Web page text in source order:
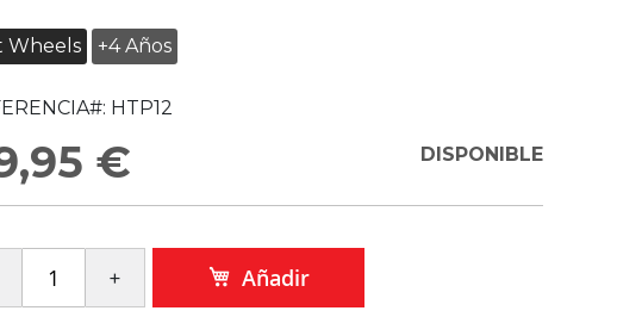
Wheels +4 Años
HTP12
€ DISPONIBLE
Añadir